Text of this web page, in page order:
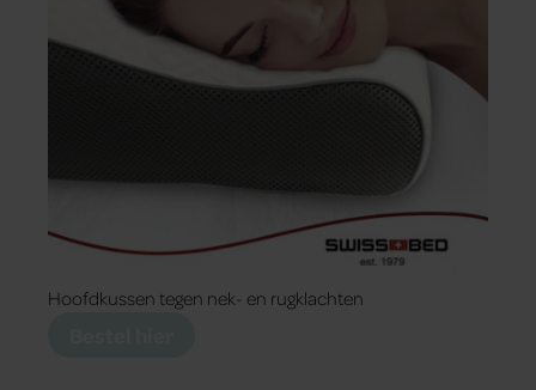
Hoofdkussen tegen nek- en rugklachten